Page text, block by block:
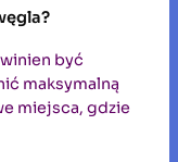
być
maksymalną
miejsca, gdzie